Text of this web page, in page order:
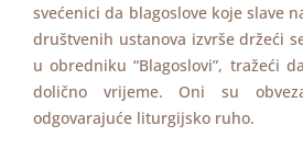
svećenici da blagoslove koje slave
društvenih ustanova izvrše držeći
u obredniku “Blagoslovi”, tražeći
dolično vrijeme. Oni su
odgovarajuće liturgijsko ruho.